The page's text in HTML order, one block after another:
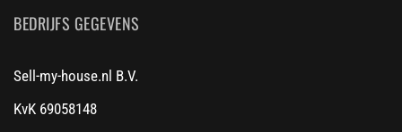
BEDRIJFS GEGEVENS
Sell-my-house.nl B.V.
KvK 69058148